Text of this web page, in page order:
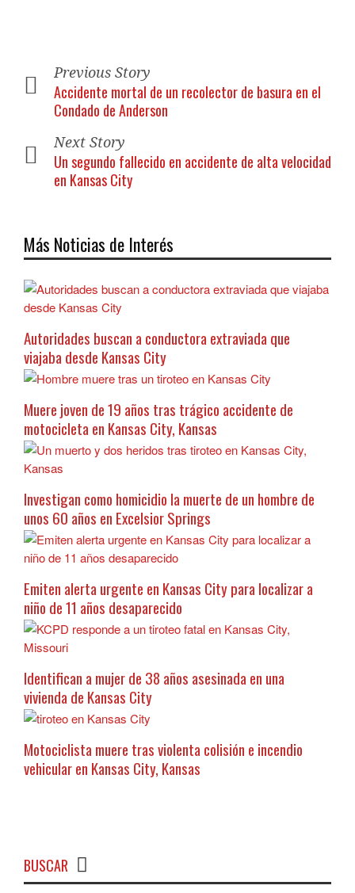
Previous Story
Accidente mortal de un recolector de basura en el
Condado de Anderson
Next Story
Un segundo fallecido en accidente de alta velocidad
en Kansas City
Más Noticias de Interés
Autoridades buscan a conductora extraviada que
viajaba desde Kansas City
Muere joven de 19 años tras trágico accidente de
motocicleta en Kansas City, Kansas
Investigan como homicidio la muerte de un hombre de
unos 60 años en Excelsior Springs
Emiten alerta urgente en Kansas City para localizar a
niño de 11 años desaparecido
Identifican a mujer de 38 años asesinada en una
vivienda de Kansas City
Motociclista muere tras violenta colisión e incendio
vehicular en Kansas City, Kansas
BUSCAR